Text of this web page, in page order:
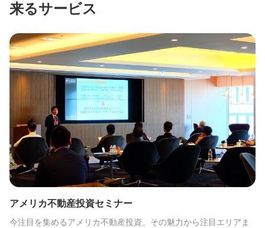
来るサービス
アメリカ不動産投資セミナー
今注目を集めるアメリカ不動産投資。その魅力から注目エリアま